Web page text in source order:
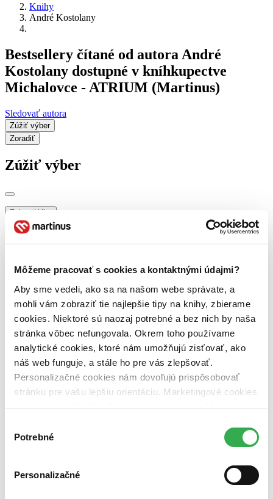
Môžeme pracovať s cookies a kontaktnými údajmi?
Aby sme vedeli, ako sa na našom webe správate, a
mohli vám zobraziť tie najlepšie tipy na knihy, zbierame
cookies. Niektoré sú naozaj potrebné a bez nich by naša
stránka vôbec nefungovala. Okrem toho používame
analytické cookies, ktoré nám umožňujú zisťovať, ako
náš web funguje, a stále ho pre vás zlepšovať.
Personalizačné cookies nám dovoľujú prispôsobovať
stránku pre vašu lepšiu orientáciu. Marketingové cookies
nám zas umožňujú zobrazenie relevantnej reklamy.
nám pomohlo, keby sme mohli používať všetky tieto
súhlasu
Potrebné
Personalizačné
Knihy
André Kostolany
Bestsellery čítané od autora André
Kostolany dostupné v kníhkupectve
Michalovce - ATRIUM (Martinus)
Sledovať autora
Zúžiť výber
Zoradiť
Zúžiť výber
Zobraziť iba
novinky (0 titulov)
na centrálnom sklade (0 titulov)na centrálnom sklade
predpredaj (0 titulov)
predpredaj
pripravujeme (0 titulov)
dostupná (bez vypredaných) (0 titulov)dostupná (bez
vypredaných)
nová (0 titulov)
čítaná (0 titulov)čítaná
čítaná - výborný stav (0 titulov)čítaná - výborný stav
čítaná - mierne opotrebovaná (0 titulov)čítaná - mierne
Zoradiť